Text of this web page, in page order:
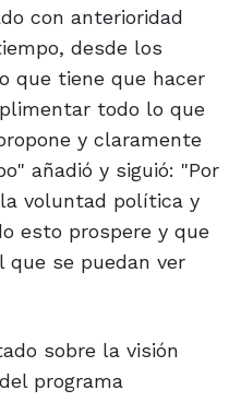
con anterioridad
desde los
que tiene que hacer
todo lo que
y claramente
añadió y siguió: "Por
voluntad política y
esto prospere y que
que se puedan ver
sobre la visión
programa